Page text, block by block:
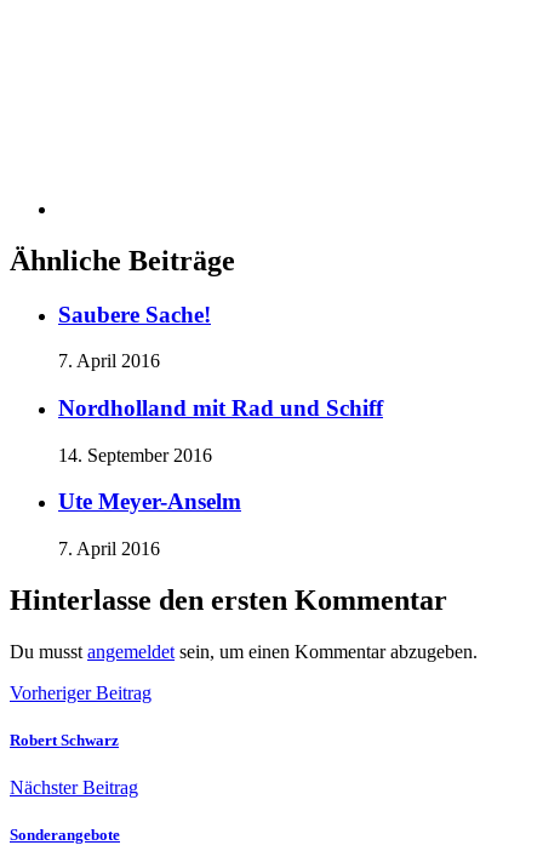
Ähnliche Beiträge
Saubere Sache!
7. April 2016
Nordholland mit Rad und Schiff
14. September 2016
Ute Meyer-Anselm
7. April 2016
Hinterlasse den ersten Kommentar
Du musst angemeldet sein, um einen Kommentar abzugeben.
Vorheriger Beitrag
Robert Schwarz
Nächster Beitrag
Sonderangebote